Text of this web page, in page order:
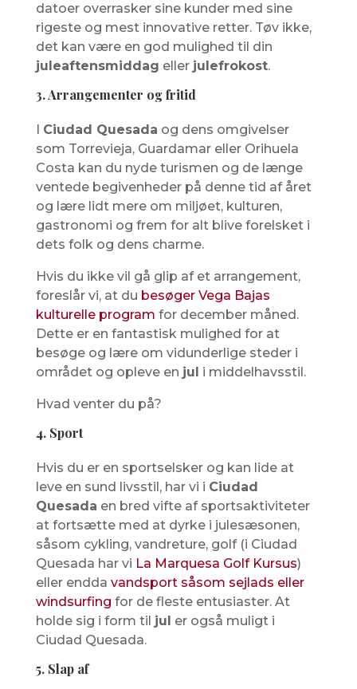
datoer overrasker sine kunder med sine
rigeste og mest innovative retter. Tøv ikke,
det kan være en god mulighed til din
juleaftensmiddag eller julefrokost.
3. Arrangementer og fritid
Ciudad Quesada og dens omgivelser
som Torrevieja, Guardamar eller Orihuela
Costa kan du nyde turismen og de længe
ventede begivenheder på denne tid af året
og lære lidt mere om miljøet, kulturen,
gastronomi og frem for alt blive forelsket i
dets folk og dens charme.
Hvis du ikke vil gå glip af et arrangement,
foreslår vi, at du besøger Vega Bajas
kulturelle program for december måned.
Dette er en fantastisk mulighed for at
besøge og lære om vidunderlige steder i
området og opleve en jul i middelhavsstil.
Hvad venter du på?
4. Sport
Hvis du er en sportselsker og kan lide at
leve en sund livsstil, har vi i Ciudad
Quesada en bred vifte af sportsaktiviteter
at fortsætte med at dyrke i julesæsonen,
såsom cykling, vandreture, golf (i Ciudad
Quesada har vi La Marquesa Golf Kursus)
eller endda vandsport såsom sejlads eller
windsurfing for de fleste entusiaster. At
holde sig i form til jul er også muligt i
Ciudad Quesada.
5. Slap af